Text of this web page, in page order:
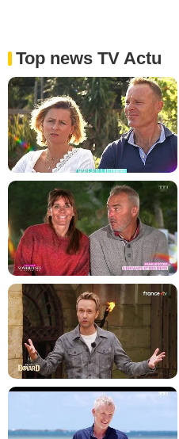
Top news TV Actu